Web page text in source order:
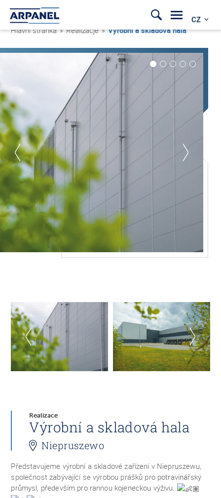
CZ
Hlavní stránka » Realizacje »Výrobní a skladová hala
Realizace
Výrobní a skladová hala
Niepruszewo
Představujeme výrobní a skladové zařízení v Niepruszewu,
společnost zabývající se výrobou prášků pro potravinářský
průmysl, především pro rannou kojeneckou výživu.